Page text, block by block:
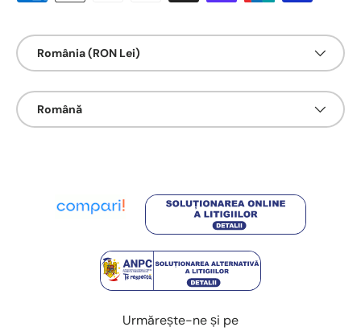
Țarǎ/Regiune
România (RON Lei)
Limbā
Română
Urmărește-ne și pe